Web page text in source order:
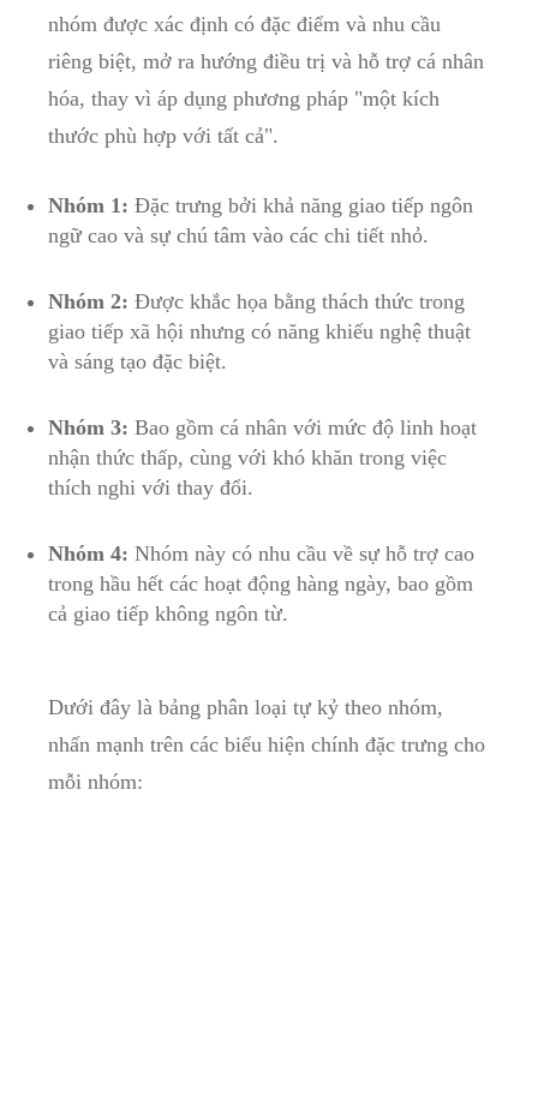
nhóm được​ xác định có đặc điểm và nhu cầu
riêng biệt, mở ra hướng điều trị và⁢ hỗ⁣ trợ cá nhân
hóa, thay ⁣vì áp dụng phương pháp "một kích
thước phù hợp với ​tất cả".
Nhóm 1: Đặc⁢ trưng bởi ‌khả năng giao tiếp ngôn
ngữ cao‍ và sự chú tâm vào các chi tiết nhỏ.
Nhóm 2: ⁢Được khắc ‍họa bằng thách⁢ thức trong
giao tiếp xã hội‍ nhưng có năng ‍khiếu nghệ thuật
⁢và‍ sáng tạo đặc biệt.
Nhóm‍ 3: Bao gồm‌ cá nhân với mức độ linh hoạt
nhận thức thấp, cùng với khó khăn ⁤trong việc⁣
thích nghi với ‍thay đổi.
Nhóm 4: Nhóm này có nhu cầu về sự hỗ trợ cao
⁣trong hầu ⁣hết ⁤các ⁤hoạt động hàng​ ngày, bao gồm‍
cả⁢ giao tiếp không ngôn⁣ từ.
Dưới đây là bảng‌ phân loại​ tự kỷ theo nhóm,
nhấn mạnh trên các biểu hiện chính đặc ⁣trưng cho
mỗi nhóm: